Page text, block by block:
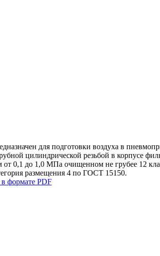
для подготовки воздуха в
цилиндрической резьбой в корпусе
от 0,1 до 1,0 МПа очищенном не грубее 12
размещения 4 по ГОСТ 15150.
формате PDF